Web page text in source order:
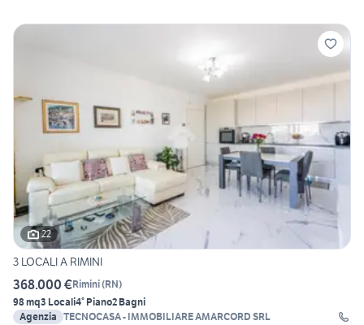
22
3 LOCALI A RIMINI
368.000 €Rimini(RN)
98 mq3 Locali4° Piano2 Bagni
Agenzia TECNOCASA - IMMOBILIARE AMARCORD SRL